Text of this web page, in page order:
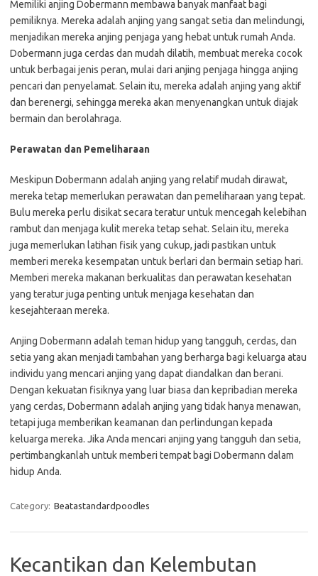
Memiliki anjing Dobermann membawa banyak manfaat bagi
pemiliknya. Mereka adalah anjing yang sangat setia dan melindungi,
menjadikan mereka anjing penjaga yang hebat untuk rumah Anda.
Dobermann juga cerdas dan mudah dilatih, membuat mereka cocok
untuk berbagai jenis peran, mulai dari anjing penjaga hingga anjing
pencari dan penyelamat. Selain itu, mereka adalah anjing yang aktif
dan berenergi, sehingga mereka akan menyenangkan untuk diajak
bermain dan berolahraga.
Perawatan dan Pemeliharaan
Meskipun Dobermann adalah anjing yang relatif mudah dirawat,
mereka tetap memerlukan perawatan dan pemeliharaan yang tepat.
Bulu mereka perlu disikat secara teratur untuk mencegah kelebihan
rambut dan menjaga kulit mereka tetap sehat. Selain itu, mereka
juga memerlukan latihan fisik yang cukup, jadi pastikan untuk
memberi mereka kesempatan untuk berlari dan bermain setiap hari.
Memberi mereka makanan berkualitas dan perawatan kesehatan
yang teratur juga penting untuk menjaga kesehatan dan
kesejahteraan mereka.
Anjing Dobermann adalah teman hidup yang tangguh, cerdas, dan
setia yang akan menjadi tambahan yang berharga bagi keluarga atau
individu yang mencari anjing yang dapat diandalkan dan berani.
Dengan kekuatan fisiknya yang luar biasa dan kepribadian mereka
yang cerdas, Dobermann adalah anjing yang tidak hanya menawan,
tetapi juga memberikan keamanan dan perlindungan kepada
keluarga mereka. Jika Anda mencari anjing yang tangguh dan setia,
pertimbangkanlah untuk memberi tempat bagi Dobermann dalam
hidup Anda.
Category: Beatastandardpoodles
Kecantikan dan Kelembutan